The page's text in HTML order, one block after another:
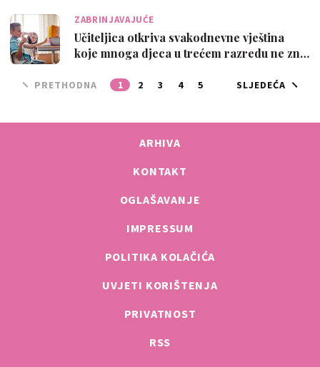
ZABRINJAVAJUĆE
Učiteljica otkriva svakodnevne vještina
koje mnoga djeca u trećem razredu ne zn…
PRETHODNA 1 2 3 4 5 SLJEDEĆA
ARHIVA
KONTAKT
OGLAŠAVANJE
IMPRESSUM
POLITIKA KOLAČIĆA
UVJETI KORIŠTENJA
PRIVATNOST
RSS